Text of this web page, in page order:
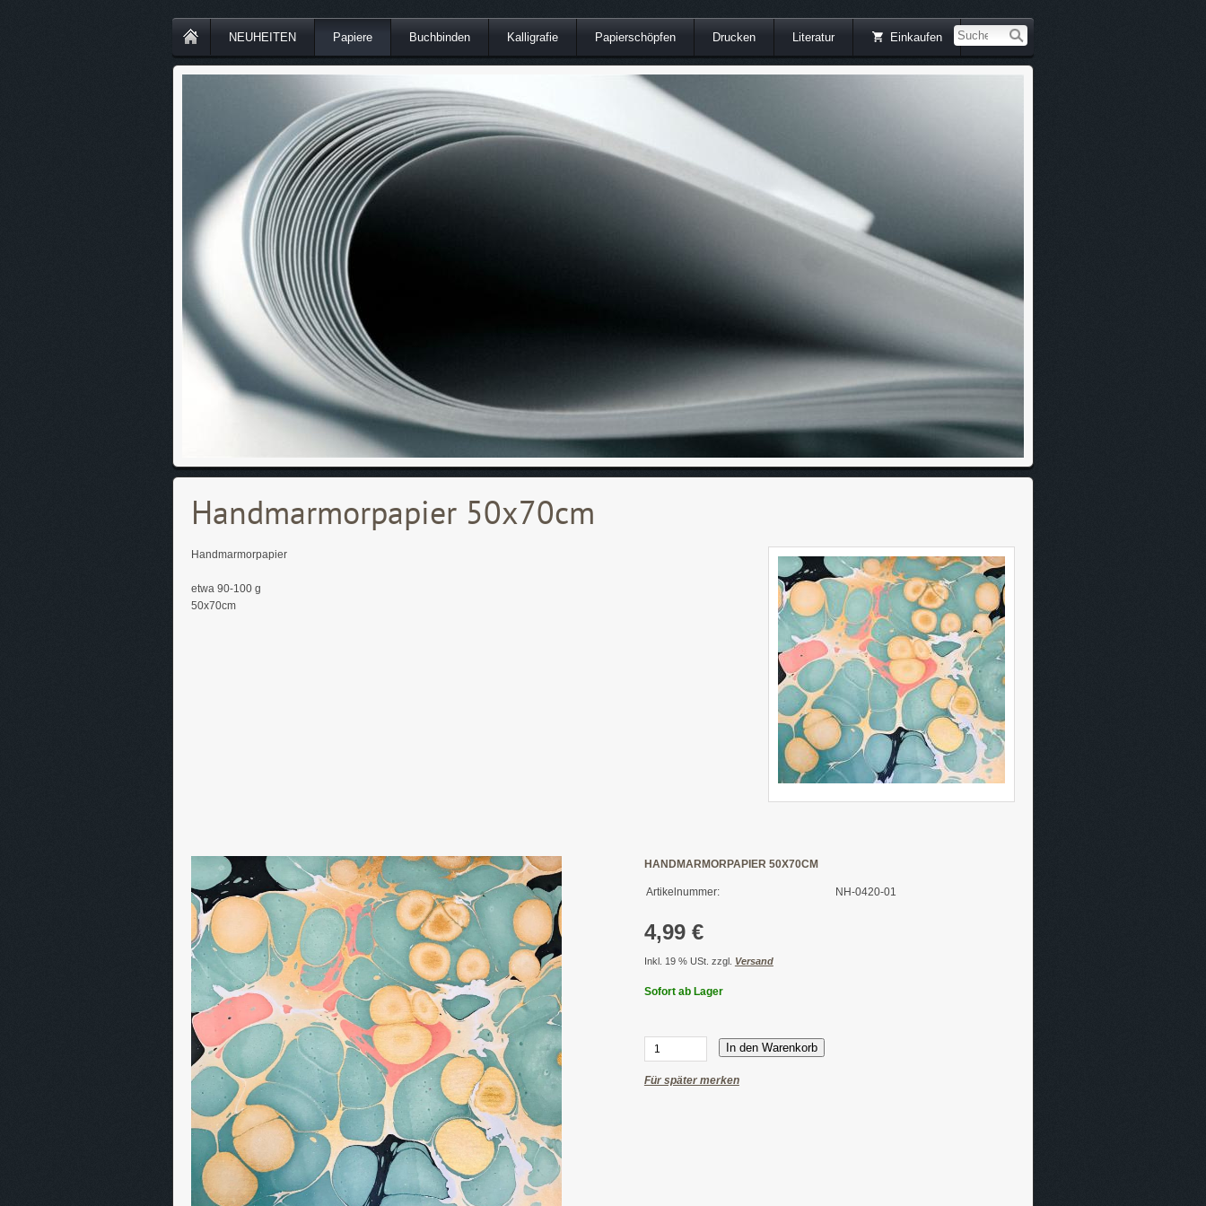
NEUHEITEN Papiere Buchbinden Kalligrafie Papierschöpfen Drucken Literatur Einkaufen
Handmarmorpapier 50x70cm
Handmarmorpapier
etwa 90-100 g
50x70cm
HANDMARMORPAPIER 50X70CM
Artikelnummer: NH-0420-01
4,99 €
Inkl. 19 % USt. zzgl. Versand
Sofort ab Lager
In den Warenkorb
Für später merken